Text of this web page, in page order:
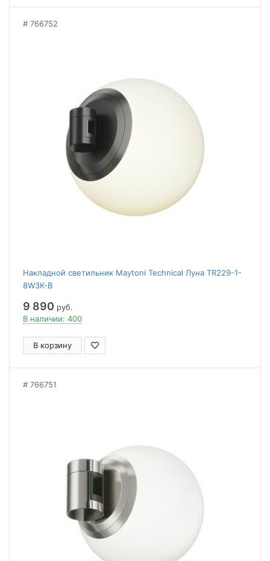
766752
Накладной светильник Maytoni Technical Луна TR229-1-
8W3K-B
9 890 руб.
В наличии: 400
В корзину
766751